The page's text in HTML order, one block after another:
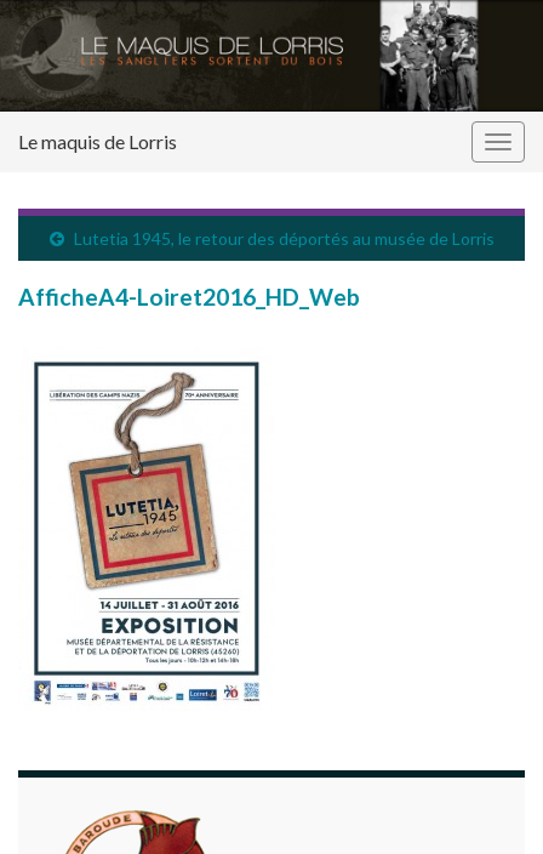
Le maquis de Lorris
Lutetia 1945, le retour des déportés au musée de Lorris
AfficheA4-Loiret2016_HD_Web